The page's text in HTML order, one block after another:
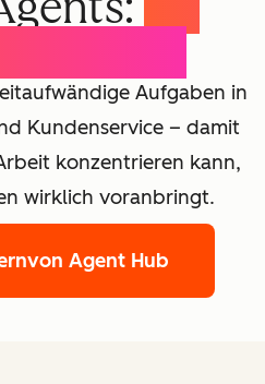
Aufgaben in
Kundenservice – damit
konzentrieren kann,
wirklich voranbringt.
von Agent Hub